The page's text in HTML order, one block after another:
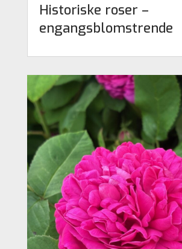
Historiske roser –
engangsblomstrende